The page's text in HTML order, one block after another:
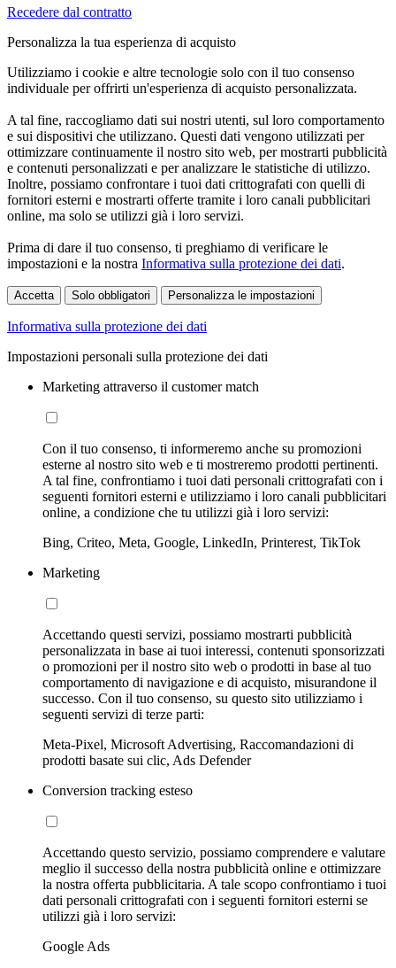
Recedere dal contratto
Personalizza la tua esperienza di acquisto
Utilizziamo i cookie e altre tecnologie solo con il tuo consenso
individuale per offrirti un'esperienza di acquisto personalizzata.
A tal fine, raccogliamo dati sui nostri utenti, sul loro comportamento
e sui dispositivi che utilizzano. Questi dati vengono utilizzati per
ottimizzare continuamente il nostro sito web, per mostrarti pubblicità
e contenuti personalizzati e per analizzare le statistiche di utilizzo.
Inoltre, possiamo confrontare i tuoi dati crittografati con quelli di
fornitori esterni e mostrarti offerte tramite i loro canali pubblicitari
online, ma solo se utilizzi già i loro servizi.
Prima di dare il tuo consenso, ti preghiamo di verificare le
impostazioni e la nostra Informativa sulla protezione dei dati.
Accetta Solo obbligatori Personalizza le impostazioni
Informativa sulla protezione dei dati
Impostazioni personali sulla protezione dei dati
Marketing attraverso il customer match
Con il tuo consenso, ti informeremo anche su promozioni
esterne al nostro sito web e ti mostreremo prodotti pertinenti.
A tal fine, confrontiamo i tuoi dati personali crittografati con i
seguenti fornitori esterni e utilizziamo i loro canali pubblicitari
online, a condizione che tu utilizzi già i loro servizi:
Bing, Criteo, Meta, Google, LinkedIn, Printerest, TikTok
Marketing
Accettando questi servizi, possiamo mostrarti pubblicità
personalizzata in base ai tuoi interessi, contenuti sponsorizzati
o promozioni per il nostro sito web o prodotti in base al tuo
comportamento di navigazione e di acquisto, misurandone il
successo. Con il tuo consenso, su questo sito utilizziamo i
seguenti servizi di terze parti:
Meta-Pixel, Microsoft Advertising, Raccomandazioni di
prodotti basate sui clic, Ads Defender
Conversion tracking esteso
Accettando questo servizio, possiamo comprendere e valutare
meglio il successo della nostra pubblicità online e ottimizzare
la nostra offerta pubblicitaria. A tale scopo confrontiamo i tuoi
dati personali crittografati con i seguenti fornitori esterni se
utilizzi già i loro servizi:
Google Ads